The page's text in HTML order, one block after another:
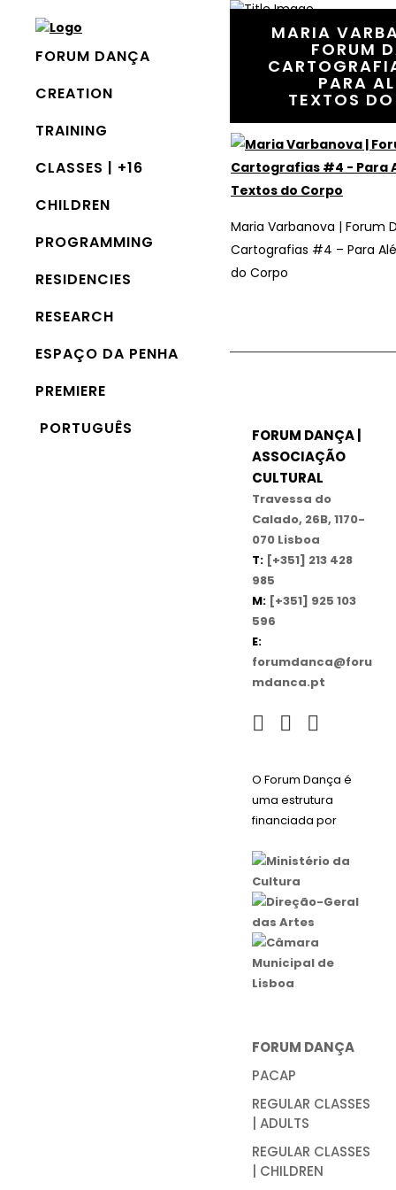
FORUM DANÇA
CREATION
TRAINING
CLASSES | +16
CHILDREN
PROGRAMMING
RESIDENCIES
RESEARCH
ESPAÇO DA PENHA
PREMIERE
PORTUGUÊS
MARIA
FORUM
PARA
TEXTOS
12 April, 2021 In
Maria Varbanova | Forum
Maria Varbanova | Forum
Cartografias #4 – Para
do Corpo
FORUM DANÇA |
ASSOCIAÇÃO
CULTURAL
Travessa do
Calado, 26B, 1170-
070 Lisboa
T: [+351] 213 428
985
M: [+351] 925 103
596
E:
forumdanca@foru
mdanca.pt
O Forum Dança é
uma estrutura
financiada por
FORUM DANÇA
PACAP
REGULAR CLASSES
| ADULTS
REGULAR CLASSES
| CHILDREN